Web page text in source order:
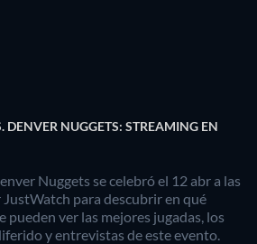
DENVER NUGGETS: STREAMING EN
Nuggets se celebró el 12 abr a las
JustWatch para descubrir en qué
pueden ver las mejores jugadas, los
y entrevistas de este evento.